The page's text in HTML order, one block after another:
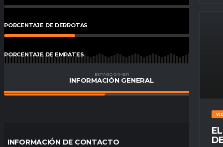
PORCENTAJE DE DERROTAS
PORCENTAJE DE EMPATES
PORCENTAJE DE VICTORIAS
ESPACIO GAMER
INFORMACIÓN GENERAL
INFORMACIÓN DE CONTACTO